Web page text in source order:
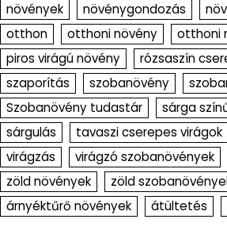
növények növénygondozás
otthon
otthoni növény
otthoni
piros virágú növény
rózsaszín
szaporítás
szobanövény
Szobanövény tudastár
sárga
sárgulás
tavaszi cserepes virágok
virágzás
virágzó szobanövények
zöld növények
zöld
árnyéktűrő növények
átültetés